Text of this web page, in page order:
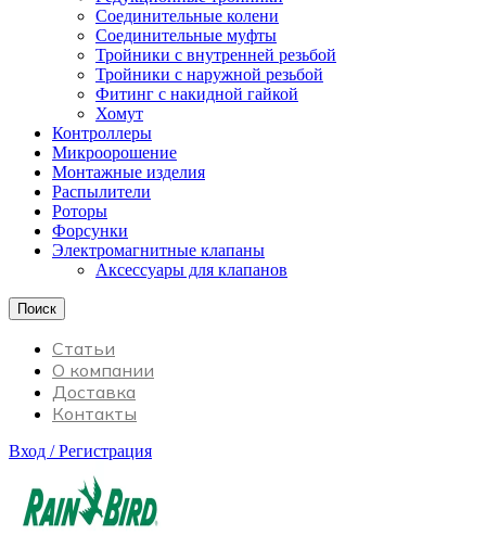
Соединительные колени
Соединительные муфты
Тройники с внутренней резьбой
Тройники с наружной резьбой
Фитинг с накидной гайкой
Хомут
Контроллеры
Микроорошение
Монтажные изделия
Распылители
Роторы
Форсунки
Электромагнитные клапаны
Аксессуары для клапанов
Поиск
Статьи
О компании
Доставка
Контакты
Вход / Регистрация